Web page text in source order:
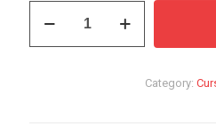
Excel
Category: